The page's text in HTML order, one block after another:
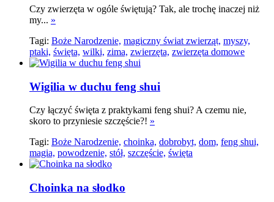
Czy zwierzęta w ogóle świętują? Tak, ale trochę inaczej niż
my... »
Tagi: Boże Narodzenie, magiczny świat zwierząt, myszy,
ptaki, święta, wilki, zima, zwierzęta, zwierzęta domowe
Wigilia w duchu feng shui
Czy łączyć święta z praktykami feng shui? A czemu nie,
skoro to przyniesie szczęście?! »
Tagi: Boże Narodzenie, choinka, dobrobyt, dom, feng shui,
magia, powodzenie, stół, szczęście, święta
Choinka na słodko